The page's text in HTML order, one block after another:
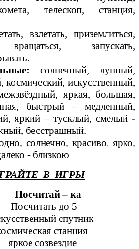
телескоп, станция,
взлетать, приземлиться,
вращаться, запускать,
солнечный, лунный,
космический, искусственный,
яркая, большая,
быстрый – медленный,
яркий – тусклый, смелый -
бесстрашный.
солнечно, красиво, ярко,
- близкою
В ИГРЫ
Посчитай – ка
до 5
спутник
станция
яркое созвездие